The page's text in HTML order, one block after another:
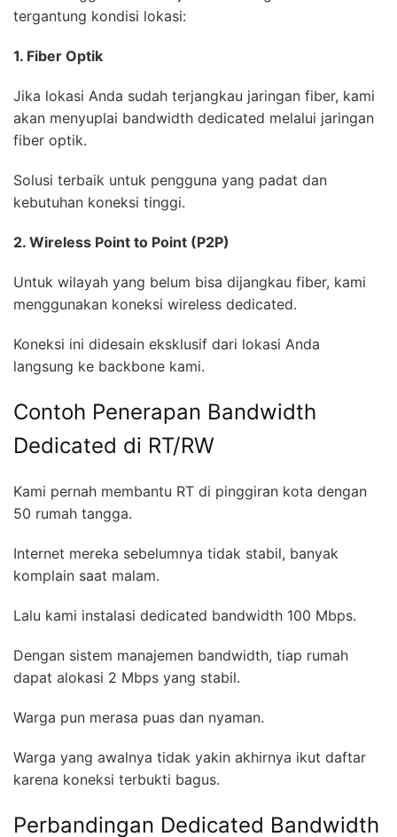
tergantung kondisi lokasi:
1. Fiber Optik
Jika lokasi Anda sudah terjangkau jaringan fiber, kami
akan menyuplai bandwidth dedicated melalui jaringan
fiber optik.
Solusi terbaik untuk pengguna yang padat dan
kebutuhan koneksi tinggi.
2. Wireless Point to Point (P2P)
Untuk wilayah yang belum bisa dijangkau fiber, kami
menggunakan koneksi wireless dedicated.
Koneksi ini didesain eksklusif dari lokasi Anda
langsung ke backbone kami.
Contoh Penerapan Bandwidth
Dedicated di RT/RW
Kami pernah membantu RT di pinggiran kota dengan
50 rumah tangga.
Internet mereka sebelumnya tidak stabil, banyak
komplain saat malam.
Lalu kami instalasi dedicated bandwidth 100 Mbps.
Dengan sistem manajemen bandwidth, tiap rumah
dapat alokasi 2 Mbps yang stabil.
Warga pun merasa puas dan nyaman.
Warga yang awalnya tidak yakin akhirnya ikut daftar
karena koneksi terbukti bagus.
Perbandingan Dedicated Bandwidth